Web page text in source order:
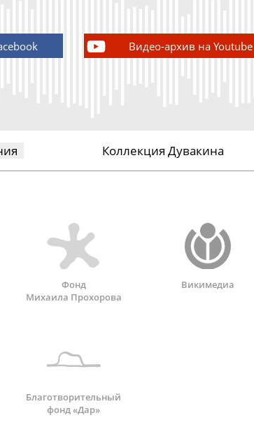
Видео-архив на Youtube
Коллекция Дувакина
Фонд
Михаила Прохорова
Викимедиа
Благотворительный
фонд «Дар»